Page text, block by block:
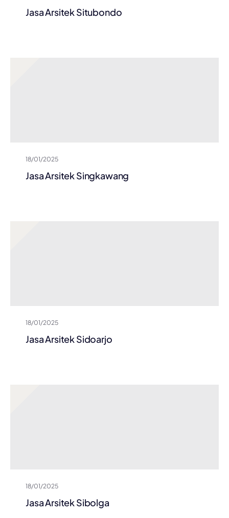
Jasa Arsitek Situbondo
18/01/2025
Jasa Arsitek Singkawang
18/01/2025
Jasa Arsitek Sidoarjo
18/01/2025
Jasa Arsitek Sibolga